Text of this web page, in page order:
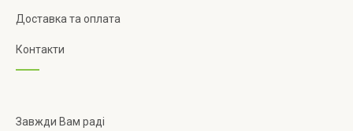
Доставка та оплата
Контакти
Завжди Вам раді